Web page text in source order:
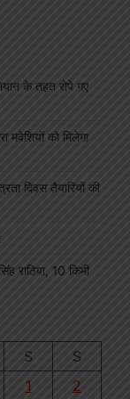
के तहत रोपे गए
मवेशियों को मिलेगा
दिवस तैयारियों की
राठिया, 10 किमी
S
S
1
2